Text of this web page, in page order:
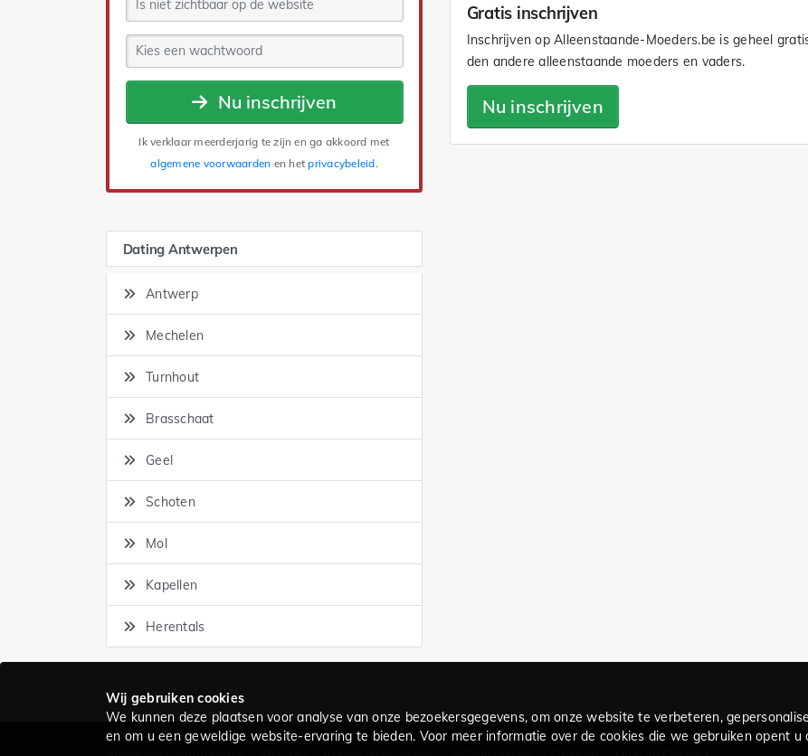
Nu inschrijven
Ik verklaar meerderjarig te zijn en ga akkoord met
algemene voorwaarden en hetprivacybeleid.
Dating Antwerpen
Antwerp
Mechelen
Turnhout
Brasschaat
Geel
Schoten
Mol
Kapellen
Herentals
Gratis inschrijven
Inschrijven op Alleenstaande-Moeders.be is geheel
den andere alleenstaande moeders en vaders.
Nu inschrijven
Wij gebruiken cookies
We kunnen deze plaatsen voor analyse van onze bezoekersgegevens, om onze website te verbeteren,
en om u een geweldige website-ervaring te bieden. Voor meer informatie over de cookies die we gebruiken opent u